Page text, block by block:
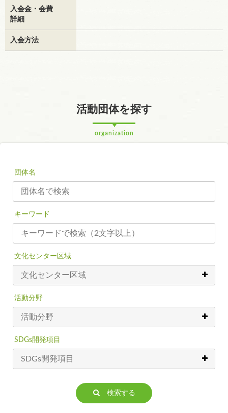
入会金・会費
詳細
入会方法
活動団体を探す
organization
団体名
キーワード
文化センター区域
活動分野
SDGs開発項目
検索する